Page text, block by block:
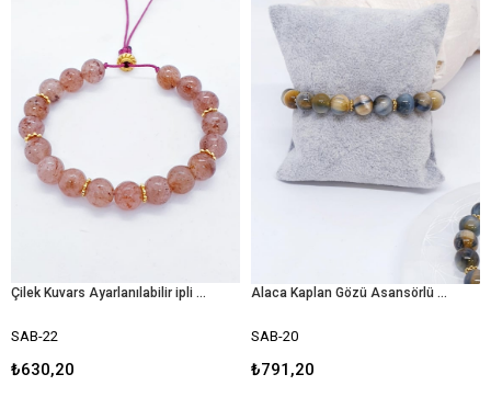
Çilek Kuvars Ayarlanılabilir ipli bileklik
SAB-22
₺630,20
Alaca Kaplan Gözü Asansörlü Bileklik
SAB-20
₺791,20